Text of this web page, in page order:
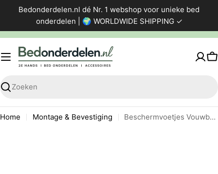
de
inhoud
Bedonderdelen.nl dé Nr. 1 webshop voor unieke bed
onderdelen | 🌍 WORLDWIDE SHIPPING ✓
Zoeken
Home Montage & Bevestiging
Beschermvoetjes Vouwbed / Opklapbed